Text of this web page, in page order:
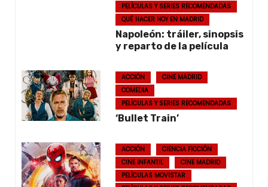
PELÍCULAS Y SERIES RECOMENDADAS
QUÉ HACER HOY EN MADRID
Napoleón: tráiler, sinopsis
y reparto de la película
ACCIÓN
CINE MADRID
COMEDIA
PELÍCULAS Y SERIES RECOMENDADAS
‘Bullet Train’
ACCIÓN
CIENCIA FICCIÓN
CINE INFANTIL
CINE MADRID
PELÍCULAS MOVISTAR